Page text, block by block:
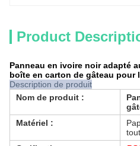
Product
Panneau en ivoire noir adapté
boîte en carton de gâteau pour
Description de produit
Nom de produit :
Matériel :